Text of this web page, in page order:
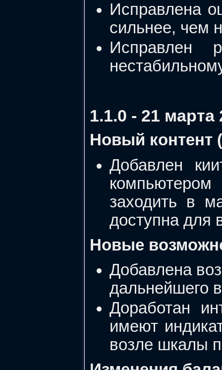
Исправлена
сильнее, чем
Исправлен
1.1.0 - 21 марта
Новый контент
Добавлен
заходить в
доступна для
Новые
Добавлена
дальнейшего
Доработан
имеют
возле шкалы